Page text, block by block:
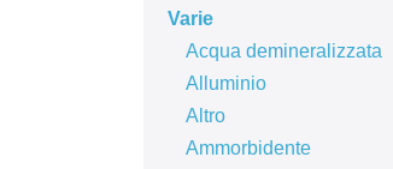
Varie
Acqua demineralizzata
Alluminio
Altro
Ammorbidente